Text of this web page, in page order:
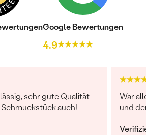
Google Bewertungen
4.9
sehr gute Qualität
auch!
War
und